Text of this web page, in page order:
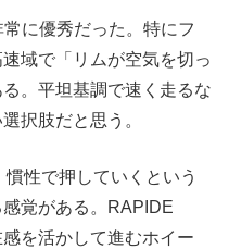
に優秀だった。特にフ
域で「リムが空気を切っ
。平坦基調で速く走るな
択肢だと思う。
性で押していくという
覚がある。RAPIDE
を活かして進むホイー